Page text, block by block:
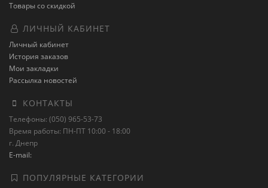
Товары со скидкой
ЛИЧНЫЙ КАБИНЕТ
Личный кабинет
История заказов
Мои закладки
Рассылка новостей
КОНТАКТЫ
Телефоны: (050) 965-53-73
Время работы: ПН-ПТ 10:00 - 18:00
г. Днепр
E-mail:
ПОПУЛЯРНЫЕ КАТЕГОРИИ